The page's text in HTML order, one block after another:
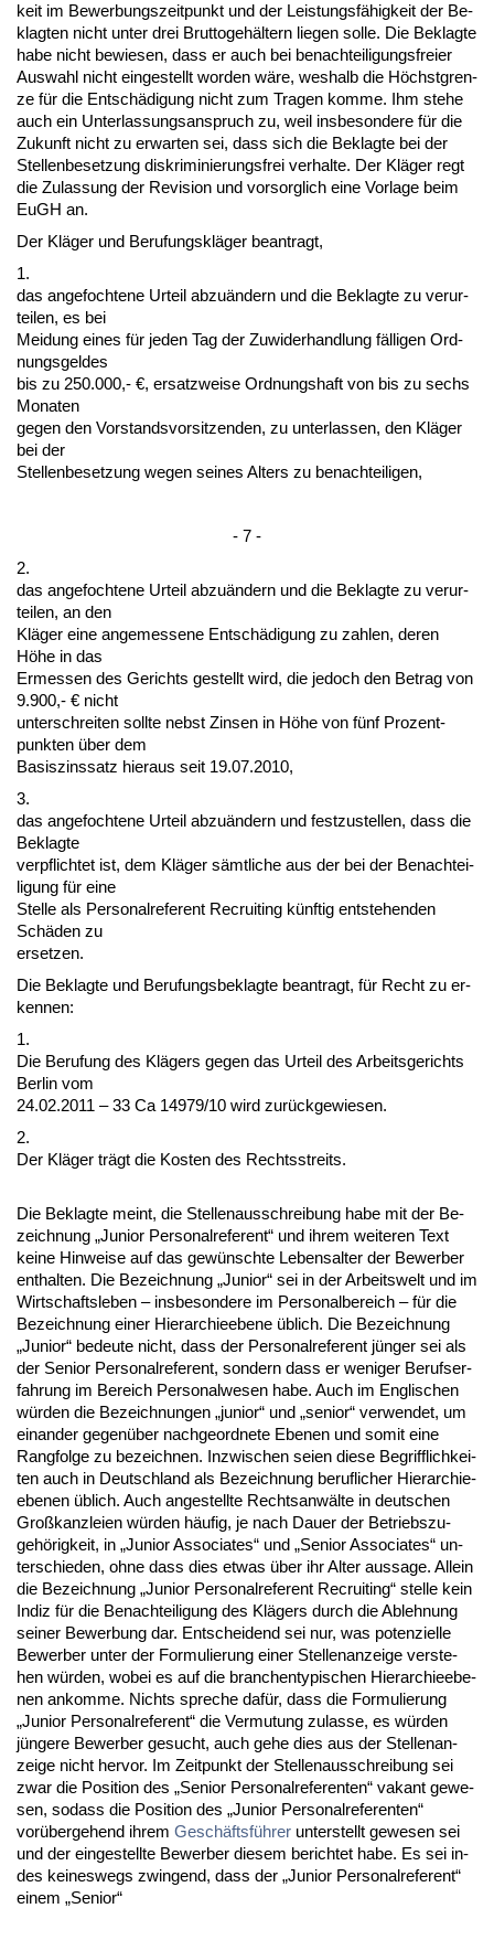
keit im Be­wer­bungs­zeit­punkt und der Leis­tungsfähig­keit der Be­
klag­ten nicht un­ter drei Brut­to­gehältern lie­gen sol­le. Die Be­klag­te
ha­be nicht be­wie­sen, dass er auch bei be­nach­tei­li­gungs­frei­er
Aus­wahl nicht ein­ge­stellt wor­den wäre, wes­halb die Höchst­gren­
ze für die Entschädi­gung nicht zum Tra­gen kom­me. Ihm ste­he
auch ein Un­ter­las­sungs­an­spruch zu, weil ins­be­son­de­re für die
Zu­kunft nicht zu er­war­ten sei, dass sich die Be­klag­te bei der
Stel­len­be­set­zung dis­kri­mi­nie­rungs­frei ver­hal­te. Der Kläger regt
die Zu­las­sung der Re­vi­si­on und vor­sorg­lich ei­ne Vor­la­ge beim
EuGH an.
Der Kläger und Be­ru­fungskläger be­an­tragt,
1.
das an­ge­foch­te­ne Ur­teil ab­zuändern und die Be­klag­te zu ver­ur­
tei­len, es bei
Mei­dung ei­nes für je­den Tag der Zu­wi­der­hand­lung fälli­gen Ord­
nungs­gel­des
bis zu 250.000,- €, er­satz­wei­se Ord­nungs­haft von bis zu sechs
Mo­na­ten
ge­gen den Vor­stands­vor­sit­zen­den, zu un­ter­las­sen, den Kläger
bei der
Stel­len­be­set­zung we­gen sei­nes Al­ters zu be­nach­tei­li­gen,
- 7 -
2.
das an­ge­foch­te­ne Ur­teil ab­zuändern und die Be­klag­te zu ver­ur­
tei­len, an den
Kläger ei­ne an­ge­mes­se­ne Entschädi­gung zu zah­len, de­ren
Höhe in das
Er­mes­sen des Ge­richts ge­stellt wird, die je­doch den Be­trag von
9.900,- € nicht
un­ter­schrei­ten soll­te nebst Zin­sen in Höhe von fünf Pro­zent­
punk­ten über dem
Ba­sis­zins­satz hier­aus seit 19.07.2010,
3.
das an­ge­foch­te­ne Ur­teil ab­zuändern und fest­zu­stel­len, dass die
Be­klag­te
ver­pflich­tet ist, dem Kläger sämt­li­che aus der bei der Be­nach­tei­
li­gung für ei­ne
Stel­le als Per­so­nal­re­fe­rent Re­cruit­ing künf­tig ent­ste­hen­den
Schäden zu
er­set­zen.
Die Be­klag­te und Be­ru­fungs­be­klag­te be­an­tragt, für Recht zu er­
ken­nen:
1.
Die Be­ru­fung des Klägers ge­gen das Ur­teil des Ar­beits­ge­richts
Ber­lin vom
24.02.2011 – 33 Ca 14979/10 wird zurück­ge­wie­sen.
2.
Der Kläger trägt die Kos­ten des Rechts­streits.
Die Be­klag­te meint, die Stel­len­aus­schrei­bung ha­be mit der Be­
zeich­nung „Ju­ni­or Per­so­nal­re­fe­rent“ und ih­rem wei­te­ren Text
kei­ne Hin­wei­se auf das gewünsch­te Le­bens­al­ter der Be­wer­ber
ent­hal­ten. Die Be­zeich­nung „Ju­ni­or“ sei in der Ar­beits­welt und im
Wirt­schafts­le­ben – ins­be­son­de­re im Per­so­nal­be­reich – für die
Be­zeich­nung ei­ner Hier­ar­chie­ebe­ne üblich. Die Be­zeich­nung
„Ju­ni­or“ be­deu­te nicht, dass der Per­so­nal­re­fe­rent jünger sei als
der Se­ni­or Per­so­nal­re­fe­rent, son­dern dass er we­ni­ger Be­rufs­er­
fah­rung im Be­reich Per­so­nal­we­sen ha­be. Auch im Eng­li­schen
würden die Be­zeich­nun­gen „ju­ni­or“ und „se­ni­or“ ver­wen­det, um
ein­an­der ge­genüber nach­ge­ord­ne­te Ebe­nen und so­mit ei­ne
Rang­fol­ge zu be­zeich­nen. In­zwi­schen sei­en die­se Be­griff­lich­kei­
ten auch in Deutsch­land als Be­zeich­nung be­ruf­li­cher Hier­ar­chie­
ebe­nen üblich. Auch an­ge­stell­te Rechts­anwälte in deut­schen
Großkanz­lei­en würden häufig, je nach Dau­er der Be­triebs­zu­
gehörig­keit, in „Ju­ni­or As­so­cia­tes“ und „Se­ni­or As­so­cia­tes“ un­
ter­schie­den, oh­ne dass dies et­was über ihr Al­ter aus­sa­ge. Al­lein
die Be­zeich­nung „Ju­ni­or Per­so­nal­re­fe­rent Re­cruit­ing“ stel­le kein
In­diz für die Be­nach­tei­li­gung des Klägers durch die Ab­leh­nung
sei­ner Be­wer­bung dar. Ent­schei­dend sei nur, was po­ten­zi­el­le
Be­wer­ber un­ter der For­mu­lie­rung ei­ner Stel­len­an­zei­ge ver­ste­
hen würden, wo­bei es auf die bran­chen­ty­pi­schen Hier­ar­chie­ebe­
nen an­kom­me. Nichts spre­che dafür, dass die For­mu­lie­rung
„Ju­ni­or Per­so­nal­re­fe­rent“ die Ver­mu­tung zu­las­se, es würden
jünge­re Be­wer­ber ge­sucht, auch ge­he dies aus der Stel­len­an­
zei­ge nicht her­vor. Im Zeit­punkt der Stel­len­aus­schrei­bung sei
zwar die Po­si­ti­on des „Se­ni­or Per­so­nal­re­fe­ren­ten“ va­kant ge­we­
sen, so­dass die Po­si­ti­on des „Ju­ni­or Per­so­nal­re­fe­ren­ten“
vorüber­ge­hend ih­rem Geschäftsführer un­ter­stellt ge­we­sen sei
und der ein­ge­stell­te Be­wer­ber die­sem be­rich­tet ha­be. Es sei in­
des kei­nes­wegs zwin­gend, dass der „Ju­ni­or Per­so­nal­re­fe­rent“
ei­nem „Se­ni­or“